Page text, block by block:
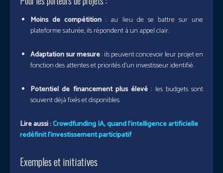
Moins de compétition : au lieu de se battre sur une
plateforme saturée, ils répondent à un appel clair.
Adaptation sur mesure: ils peuvent concevoir leur projet en
fonction des attentes et priorités d’un investisseur identifié.
Potentiel de financement plus élevé : les budgets sont
souvent déjà fixés et disponibles.
Lire aussi :Crowdfunding IA, quand l’intelligence artificielle
redéfinit l’investissement participatif
Exemples et initiatives